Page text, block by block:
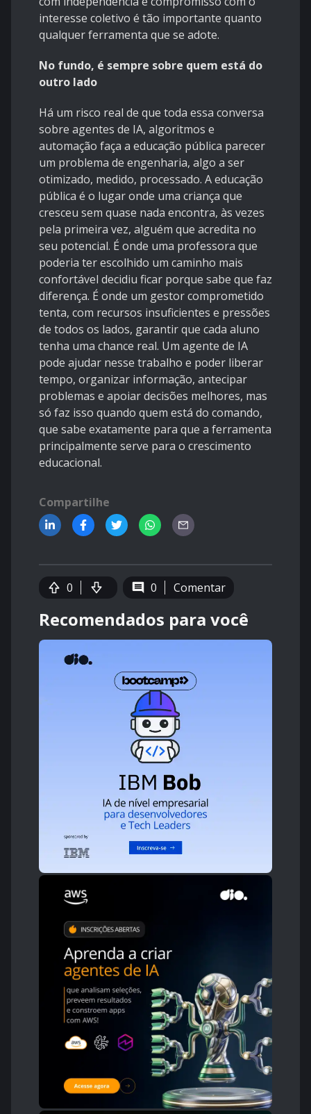
interesse coletivo é tão importante quanto
qualquer ferramenta que se adote.
No fundo, é sempre sobre quem está do
outro lado
Há um risco real de que toda essa conversa
sobre agentes de IA, algoritmos e
automação faça a educação pública parecer
um problema de engenharia, algo a ser
otimizado, medido, processado. A educação
pública é o lugar onde uma criança que
cresceu sem quase nada encontra, às vezes
pela primeira vez, alguém que acredita no
seu potencial. É onde uma professora que
poderia ter escolhido um caminho mais
confortável decidiu ficar porque sabe que faz
diferença. É onde um gestor comprometido
tenta, com recursos insuficientes e pressões
de todos os lados, garantir que cada aluno
tenha uma chance real. Um agente de IA
pode ajudar nesse trabalho e poder liberar
tempo, organizar informação, antecipar
problemas e apoiar decisões melhores, mas
só faz isso quando quem está do comando,
que sabe exatamente para que a ferramenta
principalmente serve para o crescimento
educacional.
Compartilhe
0 0 Comentar
Recomendados para você